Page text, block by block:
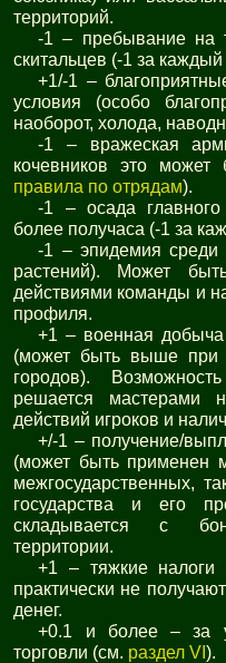
территорий.
-1 – пребывание на
скитальцев (-1 за
+1/-1 –
условия (особо
наоборот, холода,
-1 – вражеская
кочевников это
правила по отрядам).
-1 – осада
более получаса (-1 за
-1 – эпидемия среди
растений). Может
действиями команды и
профиля.
+1 – военная добыча
(может быть выше при
городов).
решается мастерами
действий игроков и
+/-1 – получение/
(может быть применен
межгосударственных,
государства и его
складывается с
территории.
+1 – тяжкие налоги
практически не
денег.
+0.1 и более – за
торговли (см. раздел VI ).